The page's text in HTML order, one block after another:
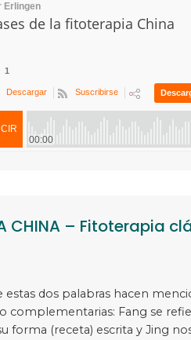
CHINA – Fitoterapia
estas dos palabras hacen
complementarias: Fang se
forma (receta) escrita y Jing